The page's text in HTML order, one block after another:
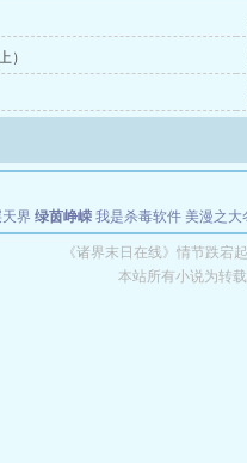
）
界 绿茵峥嵘 我是杀毒软件 美漫之大
教练万岁 都市全能巨星 绝对
《诸界末日在线》情节跌宕
本站所有小说为转